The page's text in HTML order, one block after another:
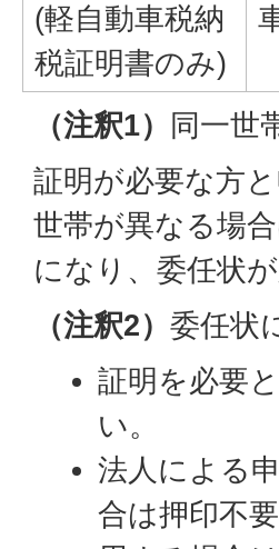
(軽自動車税納
税証明書のみ)
（注釈1）
同一世
証明が必要な方
世帯が異なる場
になり、委任状
（注釈2） 委任状
証明を必要
い。
法人による
合は押印不